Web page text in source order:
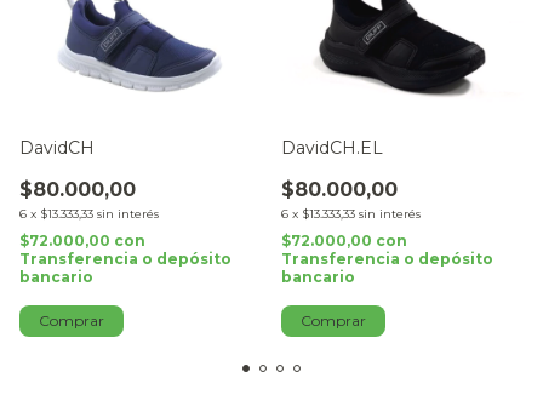
DavidCH
$80.000,00
6 x $13.333,33 sin interés
$72.000,00 con
Transferencia o depósito
bancario
Comprar
DavidCH.EL
$80.000,00
6 x $13.333,33 sin interés
$72.000,00 con
Transferencia o depósito
bancario
Comprar